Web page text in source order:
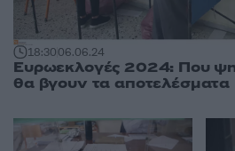
18:3006.06.24
Ευρωεκλογές 2024: Που
θα βγουν τα αποτελέσματα